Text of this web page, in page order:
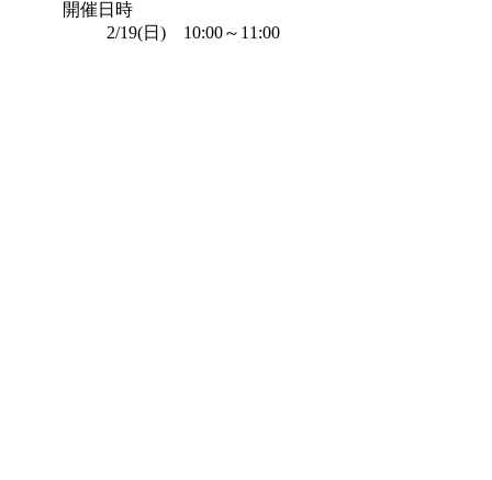
開催日時
2/19(日) 10:00～11:00